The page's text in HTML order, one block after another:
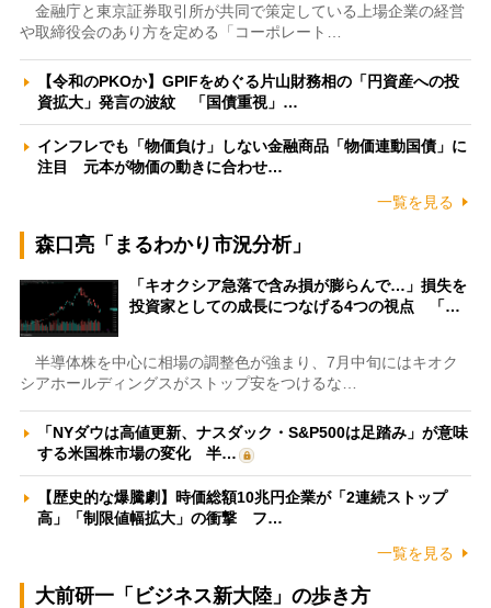
金融庁と東京証券取引所が共同で策定している上場企業の経営
や取締役会のあり方を定める「コーポレート…
【令和のPKOか】GPIFをめぐる片山財務相の「円資産への投
資拡大」発言の波紋 「国債重視」…
インフレでも「物価負け」しない金融商品「物価連動国債」に
注目 元本が物価の動きに合わせ…
一覧を見る
森口亮「まるわかり市況分析」
「キオクシア急落で含み損が膨らんで…」損失を
投資家としての成長につなげる4つの視点 「…
半導体株を中心に相場の調整色が強まり、7月中旬にはキオク
シアホールディングスがストップ安をつけるな…
「NYダウは高値更新、ナスダック・S&P500は足踏み」が意味
する米国株市場の変化 半…
【歴史的な爆騰劇】時価総額10兆円企業が「2連続ストップ
高」「制限値幅拡大」の衝撃 フ…
一覧を見る
大前研一「ビジネス新大陸」の歩き方